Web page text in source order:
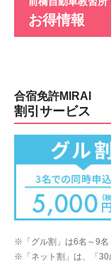
お得情報
合宿免許MIRAI
割引サービス
※「グル割」は6名～9名
※「ネット割」は、「30